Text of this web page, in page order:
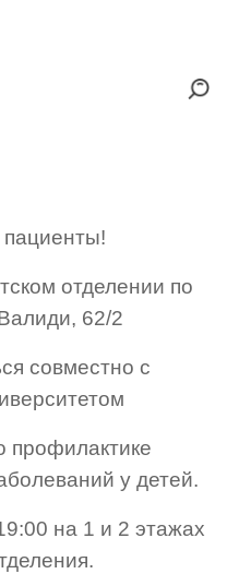
отделении по
62/2
совместно с
профилактике
у детей.
на 1 и 2 этажах